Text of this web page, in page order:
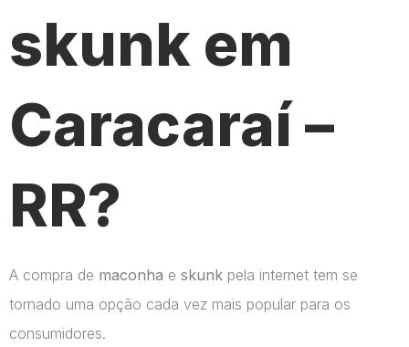
skunk em
Caracaraí –
RR?
A compra de maconha e skunk pela internet tem se
tornado uma opção cada vez mais popular para os
consumidores.